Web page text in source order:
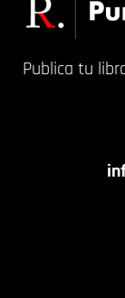
Publica tu